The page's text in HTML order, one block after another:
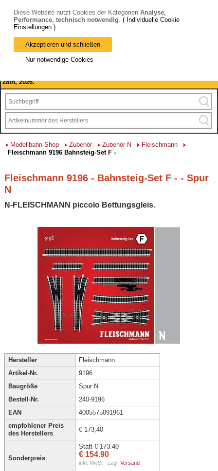
Bitte beachten Sie: wir machen Betriebsferien, vom 03. bis 28.
August 2026 haben wir geschlossen.
28th, 2026.
Modellbahn-Shop Zubehör Zubehör N
Fleischmann
Fleischmann 9196 Bahnsteig-Set F -
Fleischmann 9196 - Bahnsteig-Set F - - Spur
N
N-FLEISCHMANN piccolo Bettungsgleis.
Hersteller
Fleischmann
Artikel-Nr.
9196
Baugröße
Spur N
Bestell-Nr.
240-9196
EAN
4005575091961
empfohlener Preis
des Herstellers
€ 173,40
Sonderpreis
Statt € 173.40
€ 154.90
inkl. MwSt - zzgl. Versand
Diese Website nutzt Cookies der Kategorien Analyse,
Performance, technisch notwendig. ( Individuelle Cookie
Einstellungen )
Akzeptieren und schließen
Nur notwendige Cookies